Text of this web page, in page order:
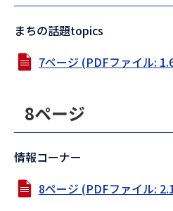
まちの話題topics
7ページ (PDFファイル:
8ページ
情報コーナー
8ページ (PDFファイル: